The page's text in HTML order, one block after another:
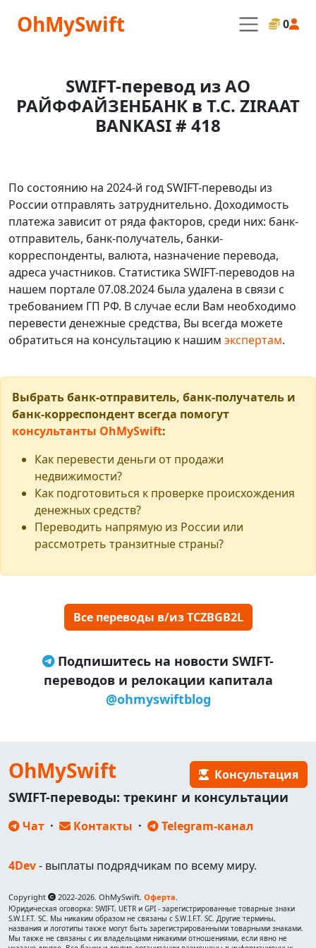
OhMySwift 0
SWIFT-перевод из АО
РАЙФФАЙЗЕНБАНК в T.C. ZIRAAT
BANKASI # 418
По состоянию на 2024-й год SWIFT-переводы из
России отправлять затруднительно. Доходимость
платежа зависит от ряда факторов, среди них: банк-
отправитель, банк-получатель, банки-
корреспонденты, валюта, назначение перевода,
адреса участников. Статистика SWIFT-переводов на
нашем портале 07.08.2024 была удалена в связи с
требованием ГП РФ. В случае если Вам необходимо
перевести денежные средства, Вы всегда можете
обратиться на консультацию к нашим экспертам.
Выбрать банк-отправитель, банк-получатель и
банк-корреспондент всегда помогут
консультанты OhMySwift:
Как перевести деньги от продажи
недвижимости?
Как подготовиться к проверке происхождения
денежных средств?
Переводить напрямую из России или
рассмотреть транзитные страны?
Все переводы в/из TCZBGB2L
Подпишитесь на новости SWIFT-
переводов и релокации капитала
@ohmyswiftblog
OhMySwift Консультация
SWIFT-переводы: трекинг и консультации
Чат · Контакты · Telegram-канал
4Dev- выплаты подрядчикам по всему миру.
Copyright 2022-2026. OhMySwift. Оферта.
Юридическая оговорка: SWIFT, UETR и GPI - зарегистрированные товарные знаки
S.W.I.F.T. SC. Мы никаким образом не связаны с S.W.I.F.T. SC. Другие термины,
названия и логотипы также могут быть зарегистрированными товарными знаками.
Мы также не связаны с их владельцами никакими отношениями, если явно не